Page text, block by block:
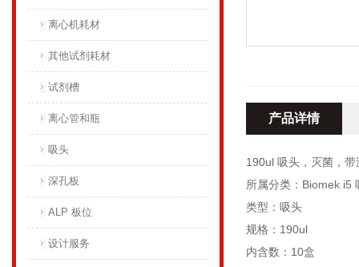
离心机耗材
其他试剂耗材
试剂槽
离心管和瓶
吸头
深孔板
ALP 板位
设计服务
产品详情
190ul 吸头，灭菌，
所属分类：Biomek i5
类型：吸头
规格：190ul
内含数：10盒